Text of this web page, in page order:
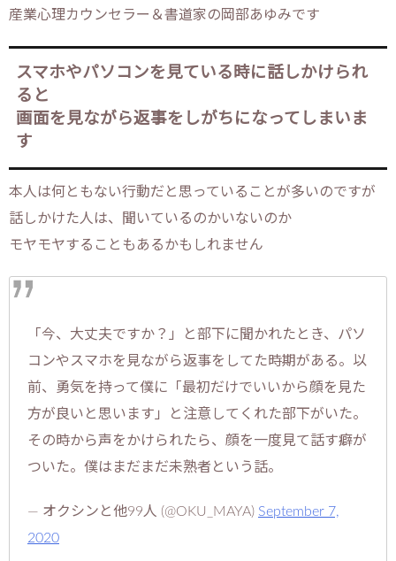
産業心理カウンセラー＆書道家の岡部あゆみです
スマホやパソコンを見ている時に話しかけられ
ると
画面を見ながら返事をしがちになってしまいま
す
本人は何ともない行動だと思っていることが多いのですが
話しかけた人は、聞いているのかいないのか
モヤモヤすることもあるかもしれません
「今、大丈夫ですか？」と部下に聞かれたとき、パソ
コンやスマホを見ながら返事をしてた時期がある。以
前、勇気を持って僕に「最初だけでいいから顔を見た
方が良いと思います」と注意してくれた部下がいた。
その時から声をかけられたら、顔を一度見て話す癖が
ついた。僕はまだまだ未熟者という話。
— オクシンと他99人 (@OKU_MAYA) September 7,
2020